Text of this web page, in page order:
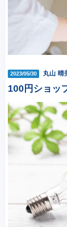
2023/05/30 丸山 晴
100円ショッ